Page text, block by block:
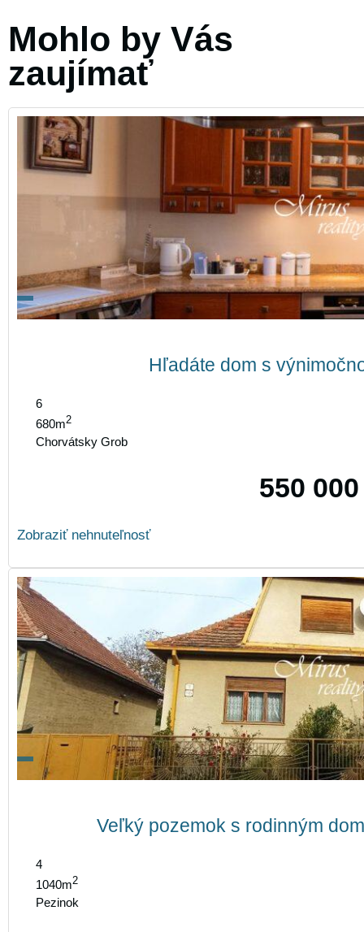
Mohlo by Vás
zaujímať
Hľadáte dom s
6
680m2
Chorvátsky Grob
550
Zobraziť nehnuteľnosť
Veľký pozemok s rodinným
4
1040m2
Pezinok